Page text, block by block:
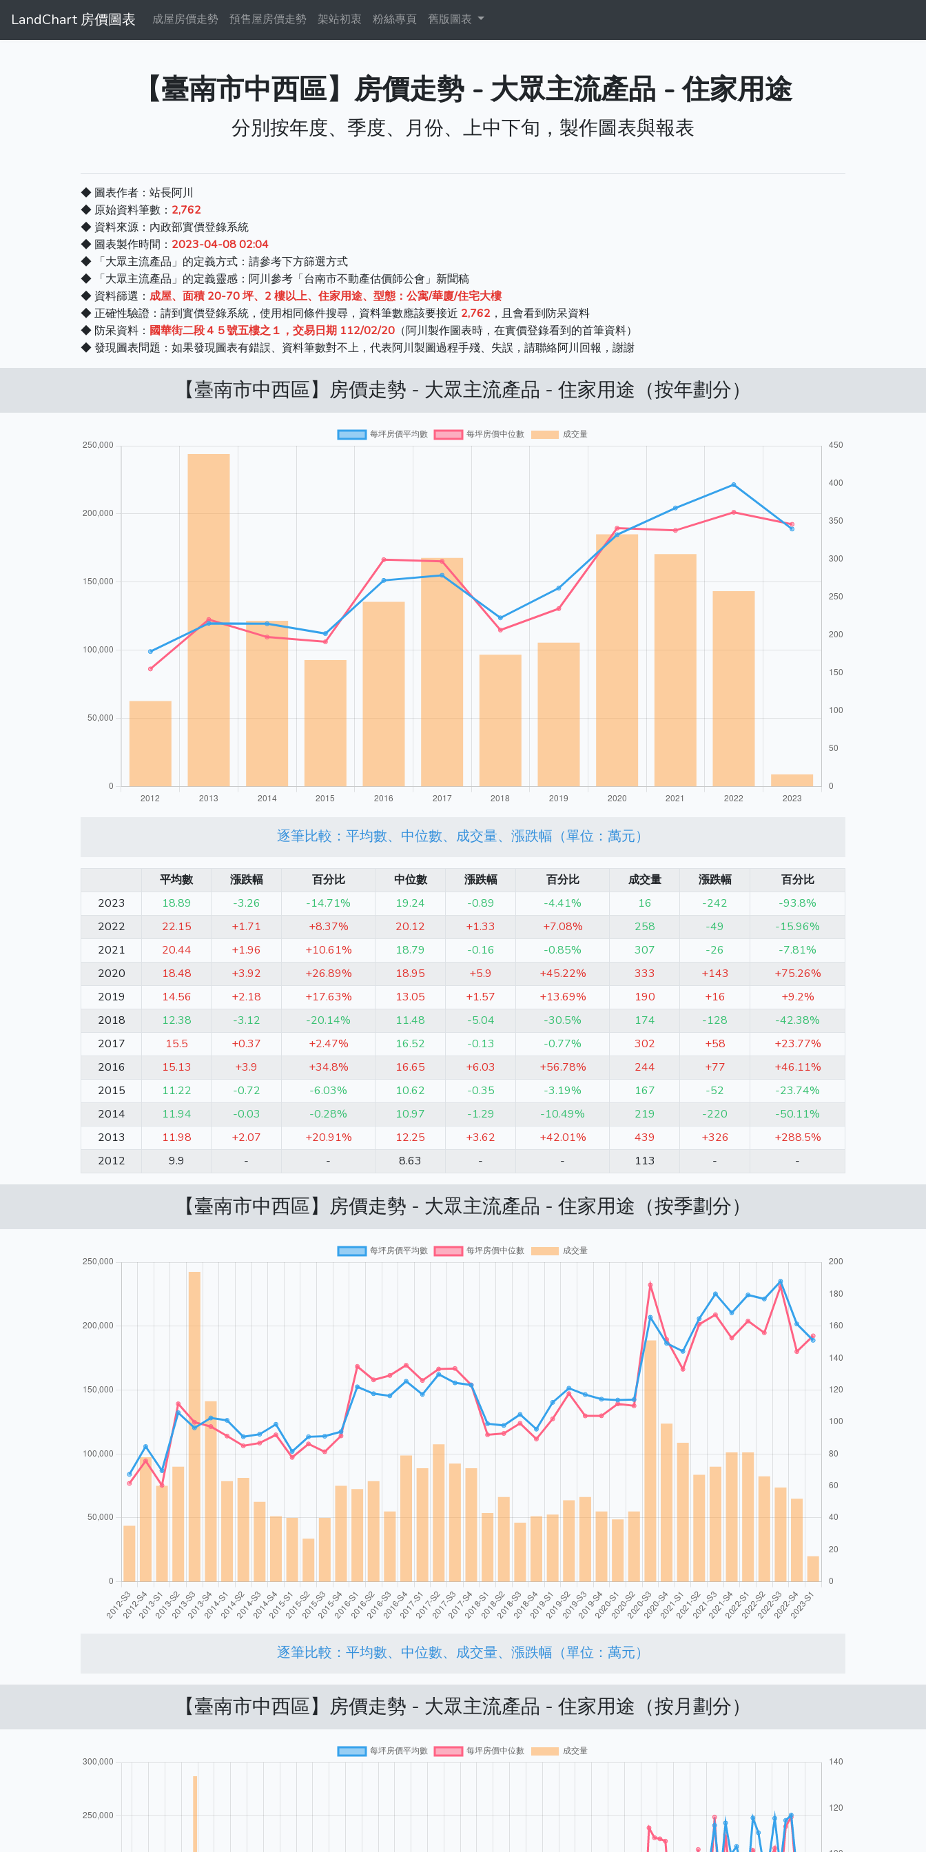
LandChart 房價圖表 成屋房價走勢 預售屋房價走勢 架站初衷 粉絲專頁 舊版圖表
【臺南市中西區】房價走勢 - 大眾主流產品 - 住家用途
分別按年度、季度、月份、上中下旬，製作圖表與報表
◆ 圖表作者：站長阿川
◆ 原始資料筆數： 2,762
◆ 資料來源：內政部實價登錄系統
◆ 圖表製作時間： 2023-04-08 02:04
◆ 「大眾主流產品」的定義方式：請參考下方篩選方式
◆ 「大眾主流產品」的定義靈感：阿川參考「台南市不動產估價師公會」新聞稿
◆ 資料篩選： 成屋、面積 20-70 坪、2 樓以上、住家用途、型態：公寓/華廈/住宅大樓
◆ 正確性驗證：請到實價登錄系統，使用相同條件搜尋，資料筆數應該要接近 2,762 ，且會看到防呆資料
◆ 防呆資料： 國華街二段４５號五樓之１，交易日期 112/02/20 （阿川製作圖表時，在實價登錄看到的首筆資料）
◆ 發現圖表問題：如果發現圖表有錯誤、資料筆數對不上，代表阿川製圖過程手殘、失誤，請聯絡阿川回報，謝謝
【臺南市中西區】房價走勢 - 大眾主流產品 - 住家用途（按年劃分）
逐筆比較：平均數、中位數、成交量、漲跌幅（單位：萬元）
平均數 漲跌幅 百分比 中位數 漲跌幅 百分比 成交量 漲跌幅
百分比
2023
18.89 -3.26 -14.71% 19.24 -0.89 -4.41% 16 -242
-93.8%
2022
22.15 +1.71 +8.37% 20.12 +1.33 +7.08% 258 -49
-15.96%
2021
20.44 +1.96 +10.61% 18.79 -0.16 -0.85% 307 -26
-7.81%
2020
18.48 +3.92 +26.89% 18.95 +5.9 +45.22% 333 +143
+75.26%
2019
14.56 +2.18 +17.63% 13.05 +1.57 +13.69% 190 +16
+9.2%
2018
12.38 -3.12 -20.14% 11.48 -5.04 -30.5% 174 -128
-42.38%
2017
15.5 +0.37 +2.47% 16.52 -0.13 -0.77% 302 +58
+23.77%
2016
15.13 +3.9 +34.8% 16.65 +6.03 +56.78% 244 +77
+46.11%
2015
11.22 -0.72 -6.03% 10.62 -0.35 -3.19% 167 -52
-23.74%
2014
11.94 -0.03 -0.28% 10.97 -1.29 -10.49% 219 -220
-50.11%
2013
11.98 +2.07 +20.91% 12.25 +3.62 +42.01% 439 +326
+288.5%
2012
9.9 - - 8.63 - - 113 - -
【臺南市中西區】房價走勢 - 大眾主流產品 - 住家用途（按季劃分）
逐筆比較：平均數、中位數、成交量、漲跌幅（單位：萬元）
【臺南市中西區】房價走勢 - 大眾主流產品 - 住家用途（按月劃分）